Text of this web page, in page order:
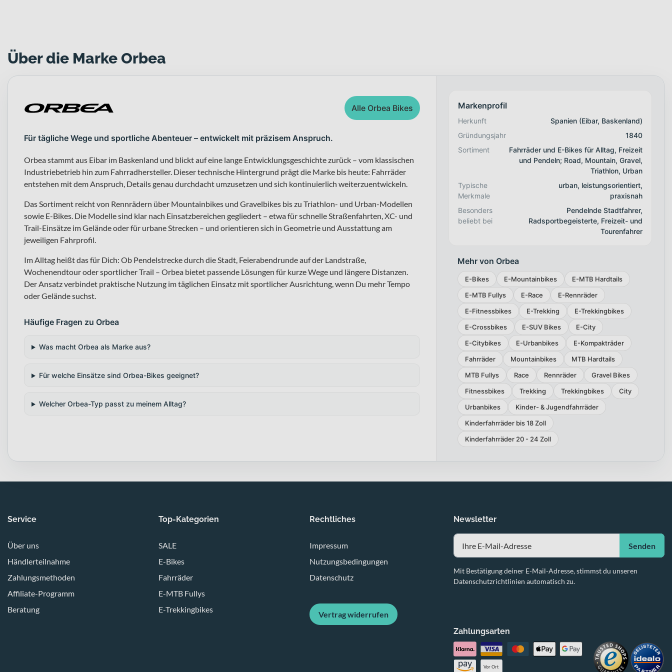
Über die Marke Orbea
Alle Orbea Bikes
Für tägliche Wege und sportliche Abenteuer – entwickelt mit präzisem Anspruch.
Orbea stammt aus Eibar im Baskenland und blickt auf eine lange Entwicklungsgeschichte zurück – vom klassischen
Industriebetrieb hin zum Fahrradhersteller. Dieser technische Hintergrund prägt die Marke bis heute: Fahrräder
entstehen mit dem Anspruch, Details genau durchdacht umzusetzen und sich kontinuierlich weiterzuentwickeln.
Das Sortiment reicht von Rennrädern über Mountainbikes und Gravelbikes bis zu Triathlon- und Urban-Modellen
sowie E-Bikes. Die Modelle sind klar nach Einsatzbereichen gegliedert – etwa für schnelle Straßenfahrten, XC- und
Trail-Einsätze im Gelände oder für urbane Strecken – und orientieren sich in Geometrie und Ausstattung am
jeweiligen Fahrprofil.
Im Alltag heißt das für Dich: Ob Pendelstrecke durch die Stadt, Feierabendrunde auf der Landstraße,
Wochenendtour oder sportlicher Trail – Orbea bietet passende Lösungen für kurze Wege und längere Distanzen.
Der Ansatz verbindet praktische Nutzung im täglichen Einsatz mit sportlicher Ausrichtung, wenn Du mehr Tempo
oder Gelände suchst.
Häufige Fragen zu Orbea
Was macht Orbea als Marke aus?
Für welche Einsätze sind Orbea-Bikes geeignet?
Welcher Orbea-Typ passt zu meinem Alltag?
Markenprofil
Herkunft
Spanien (Eibar, Baskenland)
Gründungsjahr
1840
Sortiment
Fahrräder und E-Bikes für Alltag, Freizeit
und Pendeln; Road, Mountain, Gravel,
Triathlon, Urban
Typische
Merkmale
urban, leistungsorientiert,
praxisnah
Besonders
beliebt bei
Pendelnde Stadtfahrer,
Radsportbegeisterte, Freizeit- und
Tourenfahrer
Mehr von Orbea
E-Bikes E-Mountainbikes
E-MTB Hardtails
E-MTB Fullys
E-Race
E-Rennräder
E-Fitnessbikes
E-Trekking
E-Trekkingbikes
E-Crossbikes
E-SUV Bikes
E-City
E-Citybikes
E-Urbanbikes
E-Kompakträder
Fahrräder
Mountainbikes
MTB Hardtails
MTB Fullys
Race Rennräder
Gravel Bikes
Fitnessbikes
Trekking Trekkingbikes
City
Urbanbikes
Kinder- & Jugendfahrräder
Kinderfahrräder bis 18 Zoll
Kinderfahrräder 20 - 24 Zoll
Service
Über uns
Händlerteilnahme
Zahlungsmethoden
Affiliate-Programm
Beratung
Top-Kategorien
SALE
E-Bikes
Fahrräder
E-MTB Fullys
E-Trekkingbikes
Rechtliches
Impressum
Nutzungsbedingungen
Datenschutz
Vertrag widerrufen
Newsletter
Senden
Mit Bestätigung deiner E-Mail-Adresse, stimmst du unseren
Datenschutzrichtlinien automatisch zu.
Zahlungsarten
Vor Ort